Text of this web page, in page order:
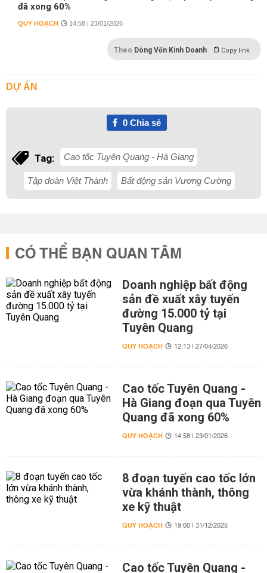
đã xong 60%
QUY HOẠCH 14:58 | 23/01/2026
Theo Dòng Vốn Kinh Doanh Copy link
DỰ ÁN
0Chia sẻ
Tag: Cao tốc Tuyên Quang - Hà Giang
Tập đoàn Việt Thành Bất động sản Vương Cường
CÓ THỂ BẠN QUAN TÂM
Doanh nghiệp bất động
sản đề xuất xây tuyến
đường 15.000 tỷ tại
Tuyên Quang
QUY HOẠCH 12:13 | 27/04/2026
Cao tốc Tuyên Quang -
Hà Giang đoạn qua Tuyên
Quang đã xong 60%
QUY HOẠCH 14:58 | 23/01/2026
8 đoạn tuyến cao tốc lớn
vừa khánh thành, thông
xe kỹ thuật
QUY HOẠCH 19:00 | 31/12/2025
Cao tốc Tuyên Quang -